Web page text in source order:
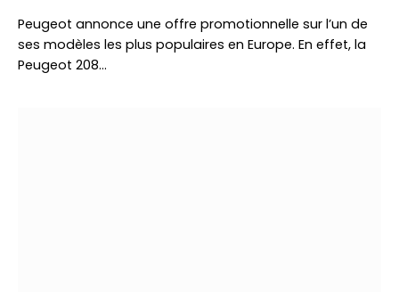
Peugeot annonce une offre promotionnelle sur l’un de
ses modèles les plus populaires en Europe. En effet, la
Peugeot 208…